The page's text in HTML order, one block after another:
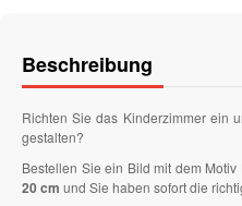
Beschreibung
Richten Sie das Kinderzimmer ein
gestalten?
Bestellen Sie ein Bild mit dem Motiv
20 cm und Sie haben sofort die